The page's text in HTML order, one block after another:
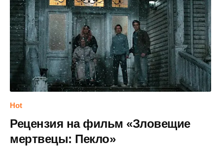
Hot
Рецензия на фильм «Зловещие
мертвецы: Пекло»